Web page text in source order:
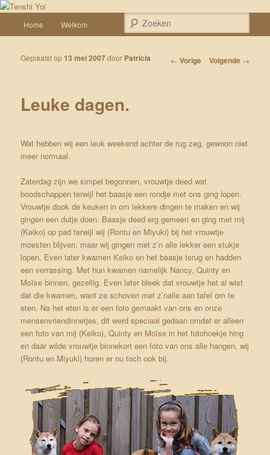
Spring naar de primaire inhoud
Tenshi Yoi
Een weblog over onze Shiba’s (Keiko, Rontu, Miyuki, Tatsu en Yumi)
Home Welkom
Bericht navigatie
← Vorige Volgende →
Leuke dagen.
Geplaatst op 13 mei 2007door Patricia
Wat hebben wij een leuk weekend achter de rug zeg, gewoon niet
meer normaal.
Zaterdag zijn we simpel begonnen, vrouwtje deed wat
boodschappen terwijl het baasje een rondje met ons ging lopen.
Vrouwtje dook de keuken in om lekkere dingen te maken en wij
gingen een dutje doen. Baasje deed erg gemeen en ging met mij
(Keiko) op pad terwijl wij (Rontu en Miyuki) bij het vrouwtje
moesten blijven, maar wij gingen met z’n alle lekker een stukje
lopen. Even later kwamen Keiko en het baasje terug en hadden
een verrassing. Met hun kwamen namelijk Nancy, Quinty en
Moïse binnen, gezellig. Even later bleek dat vrouwtje het al wist
dat die kwamen, want ze schoven met z’nalle aan tafel om te
eten. Na het eten is er een foto gemaakt van ons en onze
mensenvriendinnetjes, dit werd speciaal gedaan omdat er alleen
een foto van mij (Keiko), Quinty en Moïse in het fotohoekje hing
en daar wilde vrouwtje binnekort een foto van ons alle hangen, wij
(Rontu en Miyuki) horen er nu toch ook bij.